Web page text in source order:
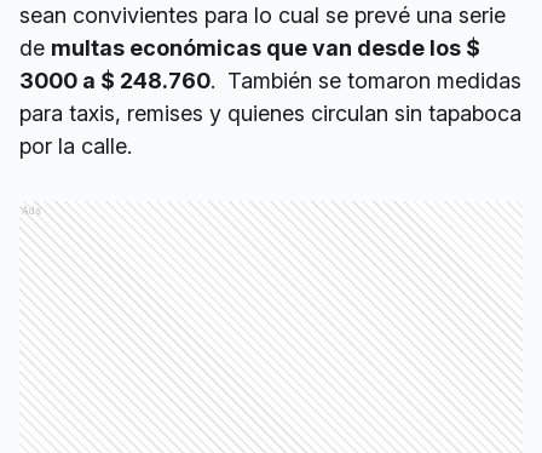
sean convivientes para lo cual se prevé una serie
de multas económicas que van desde los $
3000 a $ 248.760. También se tomaron medidas
para taxis, remises y quienes circulan sin tapaboca
por la calle.
Ads